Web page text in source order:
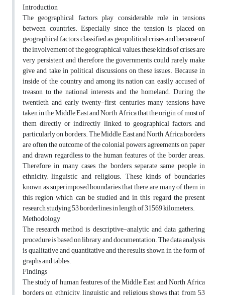
Introduction
The geographical factors play considerable role in tensions
between countries. Especially since the tension is placed on
geographical factors, classified as geopolitical crises and because of
the involvement of the geographical values, these kinds of crises are
very persistent and therefore the governments could rarely make
give and take in political discussions on these issues. Because in
inside of the country and among its nation can easily accused of
treason to the national interests and the homeland. During the
twentieth and early twenty-first centuries many tensions have
taken in the Middle East and North Africa that the origin of most of
them directly or indirectly linked to geographical factors, and
particularly on borders. The Middle East and North Africa borders
are often the outcome of the colonial powers agreements on paper
and drawn regardless to the human features of the border areas.
Therefore in many cases the borders separate same people in
ethnicity, linguistic and religious. These kinds of boundaries
known as superimposed boundaries that there are many of them in
this region which can be studied and in this regard the present
research studying 53 borderlines in length of 31569 kilometers.
Methodology
The research method is descriptive-analytic and data gathering
procedure is based on library and documentation. The data analysis
is qualitative and quantitative and the results shown in the form of
graphs and tables.
Findings
The study of human features of the Middle East and North Africa